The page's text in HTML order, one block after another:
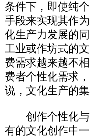
条件下，即使纯
手段来实现其作
化生产力发展的
工业或作坊式的
费需求越来越不
费者个性化需求
说，文化生产的
创作个性化与
有的文化创作中